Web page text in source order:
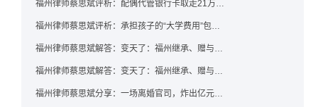
福州律师蔡思斌评析：配偶代管银行卡取走21万，离婚后这笔钱还要得回来吗？
福州律师蔡思斌评析：承担孩子的“大学费用”包括高额留学费用吗？
福州律师蔡思斌解答：变天了：福州继承、赠与房产转让要收20%个税？福州国税官方回复来了！
福州律师蔡思斌解答：变天了：福州继承、赠与房产转让要收20%个税？福州国税官方回答来了！
福州律师蔡思斌分享：一场离婚官司，炸出亿元“糊涂账”：本想分割家产，结果“自爆”了家底